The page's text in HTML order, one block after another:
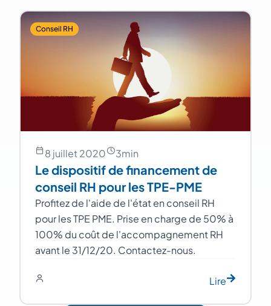
Conseil RH
8 juillet 2020 3min
Le dispositif de financement de
conseil RH pour les TPE-PME
Profitez de l'aide de l'état en conseil RH
pour les TPE PME. Prise en charge de 50% à
100% du coût de l'accompagnement RH
avant le 31/12/20. Contactez-nous.
Lire